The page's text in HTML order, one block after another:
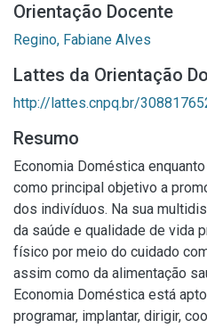
Orientação Docente
Regino, Fabiane Alves
Lattes da Orientação
http://lattes.cnpq.br/
Resumo
Economia Doméstica
como principal objetivo a
dos indivíduos. Na sua
da saúde e qualidade de vida
físico por meio do cuidado
assim como da alimentação
Economia Doméstica está
programar, implantar, dirigir,